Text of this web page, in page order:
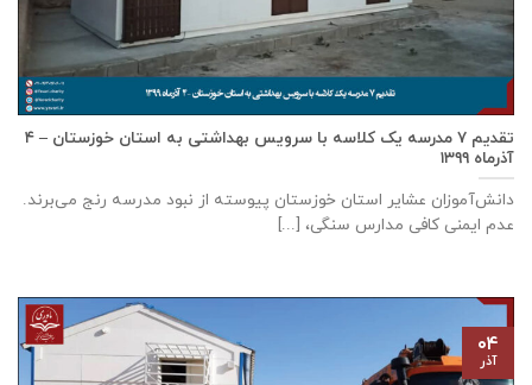
تقدیم ۷ مدرسه یک کلاسه با سرويس بهداشتی به استان خوزستان – ۴
آذر‌ماه ۱۳۹۹
دانش‌آموزان عشایر استان خوزستان پيوسته از نبود مدرسه رنج می‌برند.
عدم ایمنی کافی مدارس سنگی، [...]
۰۴
آذر